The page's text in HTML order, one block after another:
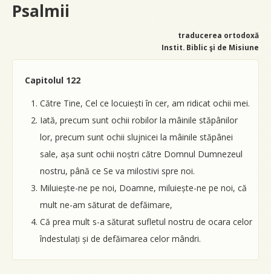
Psalmii
traducerea ortodoxă
Instit. Biblic şi de Misiune
Capitolul 122
Către Tine, Cel ce locuiești în cer, am ridicat ochii mei.
Iată, precum sunt ochii robilor la mâinile stăpânilor
lor, precum sunt ochii slujnicei la mâinile stăpânei
sale, așa sunt ochii noștri către Domnul Dumnezeul
nostru, până ce Se va milostivi spre noi.
Miluiește-ne pe noi, Doamne, miluiește-ne pe noi, că
mult ne-am săturat de defăimare,
Că prea mult s-a săturat sufletul nostru de ocara celor
îndestulați și de defăimarea celor mândri.